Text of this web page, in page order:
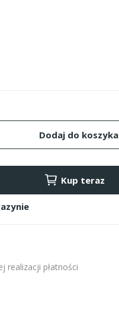
Dodaj do koszyka
Kup teraz
realizacji płatności